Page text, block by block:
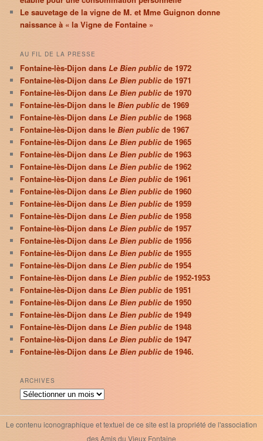
Le sauvetage de la vigne de M. et Mme Guignon donne
naissance à « la Vigne de Fontaine »
AU FIL DE LA PRESSE
Fontaine-lès-Dijon dansLe Bien publicde 1972
Fontaine-lès-Dijon dansLe Bien publicde 1971
Fontaine-lès-Dijon dansLe Bien publicde 1970
Fontaine-lès-Dijon dans leBien publicde 1969
Fontaine-lès-Dijon dansLe Bien publicde 1968
Fontaine-lès-Dijon dans leBien publicde 1967
Fontaine-lès-Dijon dansLe Bien publicde 1965
Fontaine-lès-Dijon dansLe Bien publicde 1963
Fontaine-lès-Dijon dansLe Bien publicde 1962
Fontaine-lès-Dijon dansLe Bien publicde 1961
Fontaine-lès-Dijon dansLe Bien publicde 1960
Fontaine-lès-Dijon dansLe Bien publicde 1959
Fontaine-lès-Dijon dansLe Bien publicde 1958
Fontaine-lès-Dijon dansLe Bien publicde 1957
Fontaine-lès-Dijon dansLe Bien publicde 1956
Fontaine-lès-Dijon dansLe Bien publicde 1955
Fontaine-lès-Dijon dansLe Bien publicde 1954
Fontaine-lès-Dijon dansLe Bien publicde 1952-1953
Fontaine-lès-Dijon dansLe Bien publicde 1951
Fontaine-lès-Dijon dansLe Bien publicde 1950
Fontaine-lès-Dijon dansLe Bien publicde 1949
Fontaine-lès-Dijon dansLe Bien publicde 1948
Fontaine-lès-Dijon dansLe Bien publicde 1947
Fontaine-lès-Dijon dansLe Bien publicde 1946.
ARCHIVES
Archives
Le contenu iconographique et textuel de ce site est la propriété de l'association
des Amis du Vieux Fontaine